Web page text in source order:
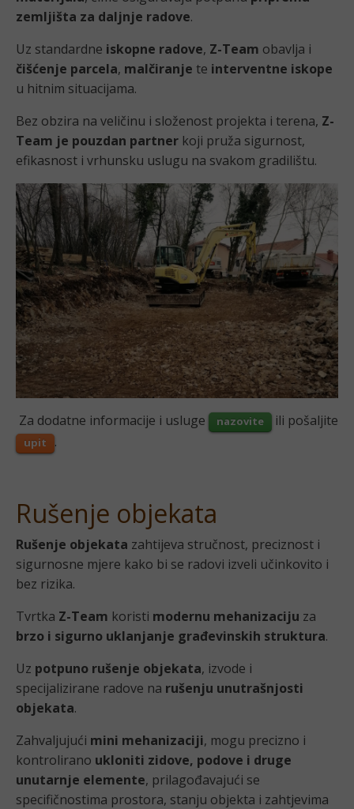
zemljišta za daljnje radove.
Uz standardne iskopne radove, Z-Team obavlja i
čišćenje parcela, malčiranje te interventne iskope
u hitnim situacijama.
Bez obzira na veličinu i složenost projekta i terena, Z-
Team je pouzdan partner koji pruža sigurnost,
efikasnost i vrhunsku uslugu na svakom gradilištu.
Za dodatne informacije i usluge nazovite ili pošaljite
upit .
Rušenje objekata
Rušenje objekata zahtijeva stručnost, preciznost i
sigurnosne mjere kako bi se radovi izveli učinkovito i
bez rizika.
Tvrtka Z-Team koristi modernu mehanizaciju za
brzo i sigurno uklanjanje građevinskih struktura.
Uz potpuno rušenje objekata, izvode i
specijalizirane radove na rušenju unutrašnjosti
objekata.
Zahvaljujući mini mehanizaciji, mogu precizno i
kontrolirano ukloniti zidove, podove i druge
unutarnje elemente, prilagođavajući se
specifičnostima prostora, stanju objekta i zahtjevima